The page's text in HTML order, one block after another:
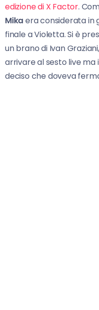
edizione di X Factor.
Mikaera considerata in
finale a Violetta. Si è
un brano di Ivan
arrivare al sesto live
deciso che doveva